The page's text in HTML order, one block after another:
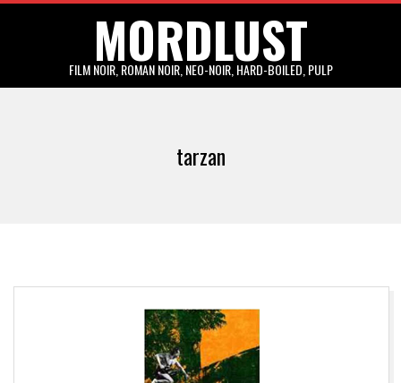
MORDLUST
FILM NOIR, ROMAN NOIR, NEO-NOIR, HARD-BOILED, PULP
tarzan